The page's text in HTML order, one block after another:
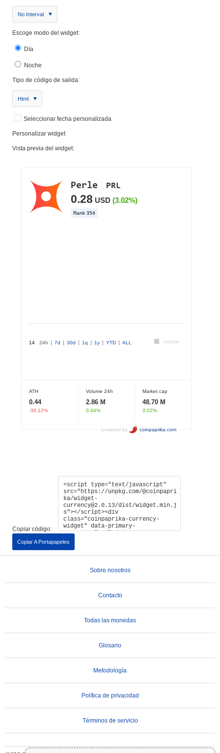
No Interval
Escoge modo del widget:
Día
Noche
Tipo de código de salida:
Html
Seleccionar fecha personalizada
Personalizar widget
Vista previa del widget:
Copiar código:
Copiar A Portapapeles
Sobre nosotros
Contacto
Todas las monedas
Glosario
Metodología
Política de privacidad
Términos de servicio